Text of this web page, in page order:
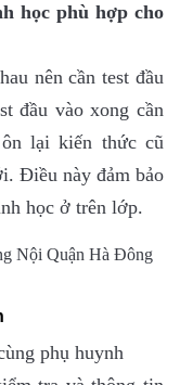
học phù hợp cho
nên cần test đầu
đầu vào xong cần
lại kiến thức cũ
Điều này đảm bảo
học ở trên lớp.
phụ huynh